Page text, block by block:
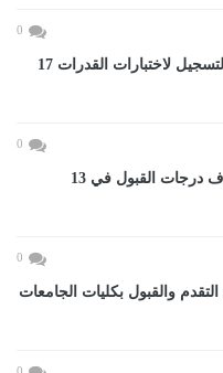
0
تنسيق الجامعات 2026.. إتاحة التسجيل لاختبارات القدرات 17
0
تنسيق الثانوى العام 2027.. اعرف درجات القبول في 13
0
2026.. طريقة التقدم والقبول بكليات الجامعات